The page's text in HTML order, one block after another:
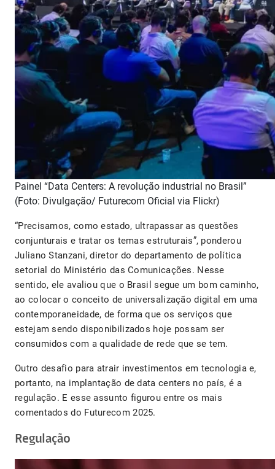
Painel “Data Centers: A revolução industrial no Brasil”
(Foto: Divulgação/ Futurecom Oficial via Flickr)
“Precisamos, como estado, ultrapassar as questões
conjunturais e tratar os temas estruturais”, ponderou
Juliano Stanzani, diretor do departamento de política
setorial do Ministério das Comunicações. Nesse
sentido, ele avaliou que o Brasil segue um bom caminho,
ao colocar o conceito de universalização digital em uma
contemporaneidade, de forma que os serviços que
estejam sendo disponibilizados hoje possam ser
consumidos com a qualidade de rede que se tem.
Outro desafio para atrair investimentos em tecnologia e,
portanto, na implantação de data centers no país, é a
regulação. E esse assunto figurou entre os mais
comentados do Futurecom 2025.
Regulação